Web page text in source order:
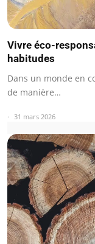
Vivre éco-
habitudes
Dans un monde en
de manière…
31 mars 2026